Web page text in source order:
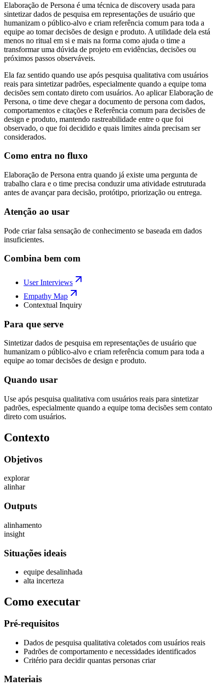
Elaboração de Persona é uma técnica de discovery usada para
sintetizar dados de pesquisa em representações de usuário que
humanizam o público-alvo e criam referência comum para toda a
equipe ao tomar decisões de design e produto. A utilidade dela está
menos no ritual em si e mais na forma como ajuda o time a
transformar uma dúvida de projeto em evidências, decisões ou
próximos passos observáveis.
Ela faz sentido quando use após pesquisa qualitativa com usuários
reais para sintetizar padrões, especialmente quando a equipe toma
decisões sem contato direto com usuários. Ao aplicar Elaboração de
Persona, o time deve chegar a documento de persona com dados,
comportamentos e citações e Referência comum para decisões de
design e produto, mantendo rastreabilidade entre o que foi
observado, o que foi decidido e quais limites ainda precisam ser
considerados.
Como entra no fluxo
Elaboração de Persona entra quando já existe uma pergunta de
trabalho clara e o time precisa conduzir uma atividade estruturada
antes de avançar para decisão, protótipo, priorização ou entrega.
Atenção ao usar
Pode criar falsa sensação de conhecimento se baseada em dados
insuficientes.
Combina bem com
User Interviews
Empathy Map
Contextual Inquiry
Para que serve
Sintetizar dados de pesquisa em representações de usuário que
humanizam o público-alvo e criam referência comum para toda a
equipe ao tomar decisões de design e produto.
Quando usar
Use após pesquisa qualitativa com usuários reais para sintetizar
padrões, especialmente quando a equipe toma decisões sem contato
direto com usuários.
Contexto
Objetivos
explorar
alinhar
Outputs
alinhamento
insight
Situações ideais
equipe desalinhada
alta incerteza
Como executar
Pré-requisitos
Dados de pesquisa qualitativa coletados com usuários reais
Padrões de comportamento e necessidades identificados
Critério para decidir quantas personas criar
Materiais